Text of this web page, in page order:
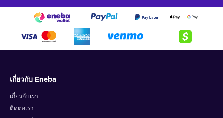
เกี่ยวกับ Eneba
เกี่ยวกับเรา
ติดต่อเรา